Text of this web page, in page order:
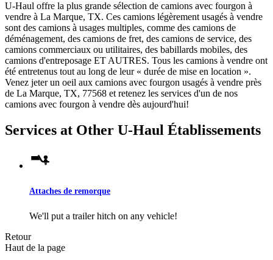
U-Haul offre la plus grande sélection de camions avec fourgon à
vendre à La Marque, TX. Ces camions légèrement usagés à vendre
sont des camions à usages multiples, comme des camions de
déménagement, des camions de fret, des camions de service, des
camions commerciaux ou utilitaires, des babillards mobiles, des
camions d'entreposage ET AUTRES. Tous les camions à vendre ont
été entretenus tout au long de leur « durée de mise en location ».
Venez jeter un oeil aux camions avec fourgon usagés à vendre près
de La Marque, TX, 77568 et retenez les services d'un de nos
camions avec fourgon à vendre dès aujourd'hui!
Services at Other U-Haul Établissements
Attaches de remorque
We'll put a trailer hitch on any vehicle!
Retour
Haut de la page